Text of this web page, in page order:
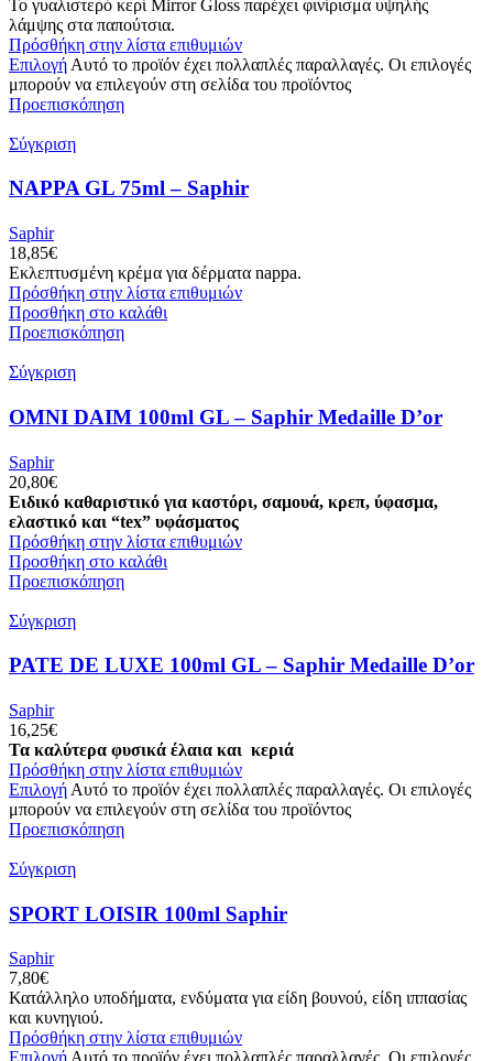
Το γυαλιστερό κερί Mirror Gloss παρέχει φινίρισμα υψηλής
λάμψης στα παπούτσια.
Πρόσθήκη στην λίστα επιθυμιών
Επιλογή Αυτό το προϊόν έχει πολλαπλές παραλλαγές. Οι επιλογές
μπορούν να επιλεγούν στη σελίδα του προϊόντος
Προεπισκόπηση
Σύγκριση
NAPPA GL 75ml – Saphir
Saphir
18,85€
Εκλεπτυσμένη κρέμα για δέρματα nappa.
Πρόσθήκη στην λίστα επιθυμιών
Προσθήκη στο καλάθι
Προεπισκόπηση
Σύγκριση
OMNI DAIM 100ml GL – Saphir Medaille D’or
Saphir
20,80€
Ειδικό καθαριστικό για καστόρι, σαμουά, κρεπ, ύφασμα,
ελαστικό και “tex” υφάσματος
Πρόσθήκη στην λίστα επιθυμιών
Προσθήκη στο καλάθι
Προεπισκόπηση
Σύγκριση
PATE DE LUXE 100ml GL – Saphir Medaille D’or
Saphir
16,25€
Τα καλύτερα φυσικά έλαια και κεριά
Πρόσθήκη στην λίστα επιθυμιών
Επιλογή Αυτό το προϊόν έχει πολλαπλές παραλλαγές. Οι επιλογές
μπορούν να επιλεγούν στη σελίδα του προϊόντος
Προεπισκόπηση
Σύγκριση
SPORT LOISIR 100ml Saphir
Saphir
7,80€
Κατάλληλο υποδήματα, ενδύματα για είδη βουνού, είδη ιππασίας
και κυνηγιού.
Πρόσθήκη στην λίστα επιθυμιών